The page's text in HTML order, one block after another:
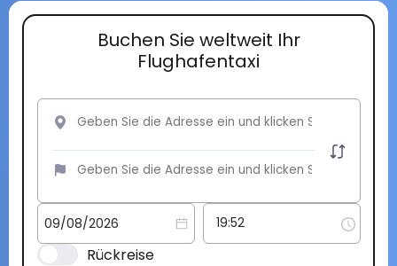
Buchen Sie weltweit Ihr
Flughafentaxi
Rückreise